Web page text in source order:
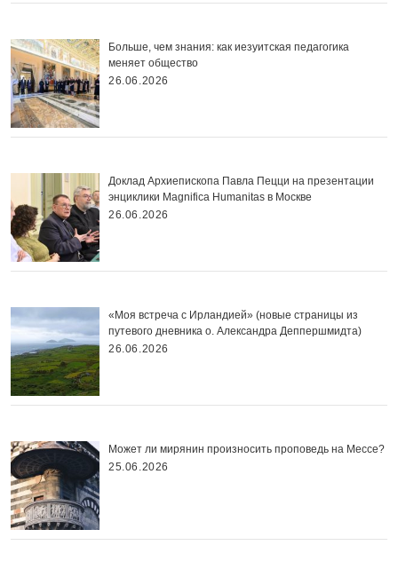
Больше, чем знания: как иезуитская педагогика
меняет общество
26.06.2026
Доклад Архиепископа Павла Пецци на презентации
энциклики Magnifica Нumanitas в Москве
26.06.2026
«Моя встреча с Ирландией» (новые страницы из
путевого дневника о. Александра Деппершмидта)
26.06.2026
Может ли мирянин произносить проповедь на Мессе?
25.06.2026